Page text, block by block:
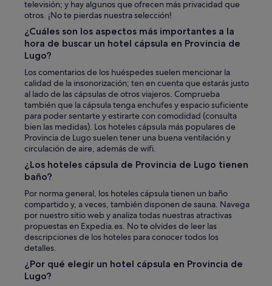
televisión; y hay algunos que ofrecen más privacidad que
otros. ¡No te pierdas nuestra selección!
¿Cuáles son los aspectos más importantes a la
hora de buscar un hotel cápsula en Provincia de
Lugo?
Los comentarios de los huéspedes suelen mencionar la
calidad de la insonorización; ten en cuenta que estarás justo
al lado de las cápsulas de otros viajeros. Comprueba
también que la cápsula tenga enchufes y espacio suficiente
para poder sentarte y estirarte con comodidad (consulta
bien las medidas). Los hoteles cápsula más populares de
Provincia de Lugo suelen tener una buena ventilación y
circulación de aire, además de wifi.
¿Los hoteles cápsula de Provincia de Lugo tienen
baño?
Por norma general, los hoteles cápsula tienen un baño
compartido y, a veces, también disponen de sauna. Navega
por nuestro sitio web y analiza todas nuestras atractivas
propuestas en Expedia.es. No te olvides de leer las
descripciones de los hoteles para conocer todos los
detalles.
¿Por qué elegir un hotel cápsula en Provincia de
Lugo?